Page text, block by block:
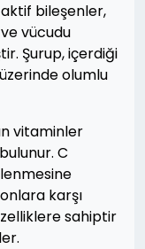
bileşenler,
vücudu
Şurup, içerdiği
olumlu
vitaminler
C
karşı
sahiptir